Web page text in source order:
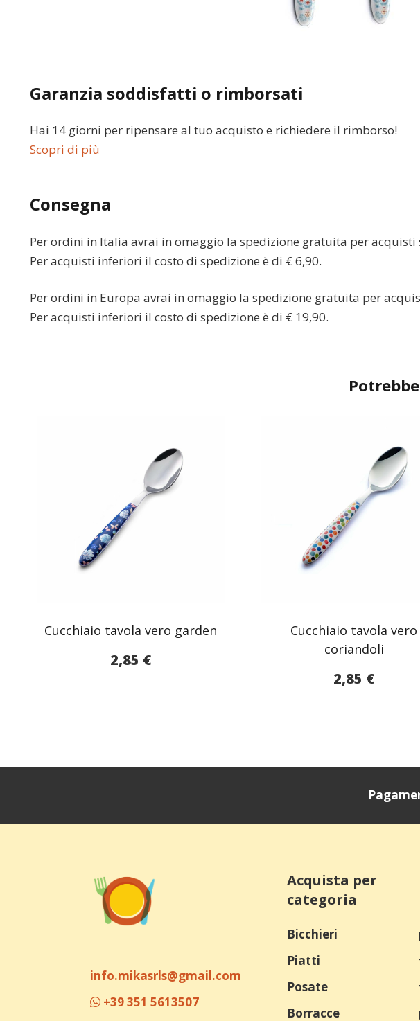
Garanzia soddisfatti o rimborsati
Hai 14 giorni per ripensare al tuo acquisto e richiedere il rimborso!
Scopri di più
Consegna
Per ordini in Italia avrai in omaggio la spedizione gratuita per acquisti
Per acquisti inferiori il costo di spedizione è di € 6,90.
Per ordini in Europa avrai in omaggio la spedizione gratuita per
Per acquisti inferiori il costo di spedizione è di € 19,90.
Cucchiaio tavola vero garden
2,85 €
Cucchiaio tavola vero
coriandoli
2,85 €
info.mikasrls@gmail.com
+39 351 5613507
Acquista per
categoria
Bicchieri
Piatti
Posate
Borracce